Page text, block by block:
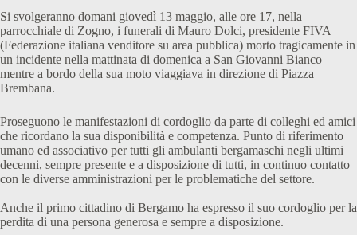
Si svolgeranno domani giovedì 13 maggio, alle ore 17, nella
parrocchiale di Zogno, i funerali di Mauro Dolci, presidente FIVA
(Federazione italiana venditore su area pubblica) morto tragicamente in
un incidente nella mattinata di domenica a San Giovanni Bianco
mentre a bordo della sua moto viaggiava in direzione di Piazza
Brembana.
Proseguono le manifestazioni di cordoglio da parte di colleghi ed amici
che ricordano la sua disponibilità e competenza. Punto di riferimento
umano ed associativo per tutti gli ambulanti bergamaschi negli ultimi
decenni, sempre presente e a disposizione di tutti, in continuo contatto
con le diverse amministrazioni per le problematiche del settore.
Anche il primo cittadino di Bergamo ha espresso il suo cordoglio per la
perdita di una persona generosa e sempre a disposizione.